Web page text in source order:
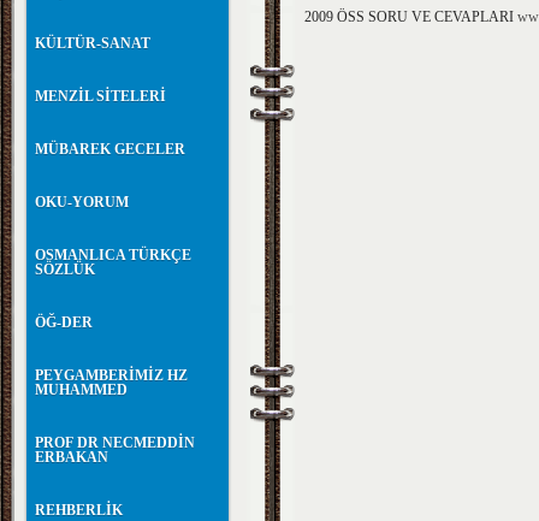
KÜLTÜR-SANAT
MENZİL SİTELERİ
MÜBAREK GECELER
OKU-YORUM
OSMANLICA TÜRKÇE
SÖZLÜK
ÖĞ-DER
PEYGAMBERİMİZ HZ
MUHAMMED
PROF DR NECMEDDİN
ERBAKAN
REHBERLİK
2009 ÖSS SORU VE CEVAPLARI